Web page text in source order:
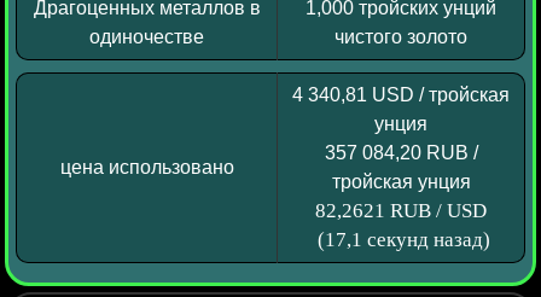
Драгоценных металлов в
одиночестве
1,000 тройских унций
чистого золото
цена использовано
4 340,81 USD / тройская
унция
357 084,20 RUB /
тройская унция
82,2621 RUB / USD
(17,1 секунд назад)